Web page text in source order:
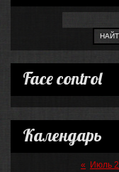
Face control
Календарь
« Июль